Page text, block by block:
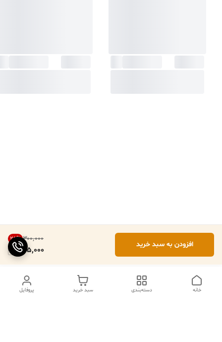
۳۰۰٬۰۰۰ 25%
225,000
افزودن به سبد خرید
پروفایل سبد خرید دسته‌بندی خانه